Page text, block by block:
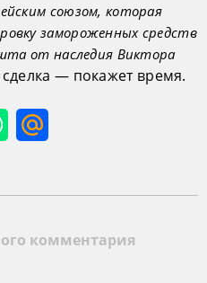
союзом, которая
замороженных средств
от наследия Виктора
сделка — покажет время.
комментария